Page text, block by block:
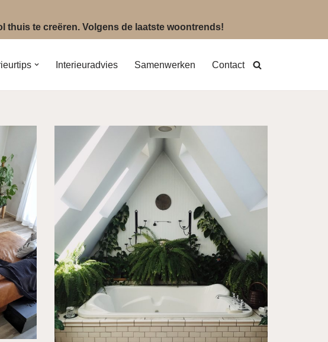
thuis te creëren. Volgens de laatste woontrends!
Interieuradvies Samenwerken Contact